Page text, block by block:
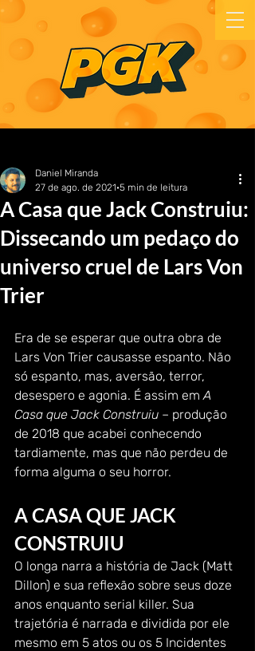
A Casa que Jack Construiu:
Dissecando um pedaço do
universo cruel de Lars Von
Trier
Daniel Miranda
27 de ago. de 2021 5 min de leitura
Era de se esperar que outra obra de
Lars Von Trier causasse espanto. Não
só espanto, mas, aversão, terror,
desespero e agonia. É assim em A
Casa que Jack Construiu – produção
de 2018 que acabei conhecendo
tardiamente, mas que não perdeu de
forma alguma o seu horror.
A CASA QUE JACK
CONSTRUIU
O longa narra a história de Jack (Matt
Dillon) e sua reflexão sobre seus doze
anos enquanto serial killer. Sua
trajetória é narrada e dividida por ele
mesmo em 5 atos ou os 5 Incidentes